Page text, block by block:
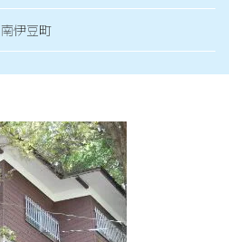
南伊豆町